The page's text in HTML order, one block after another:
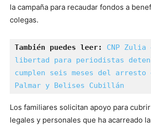
la campaña para recaudar fondos a
colegas.
También puedes leer:
CNP Zulia
libertad para periodistas
cumplen seis meses del arresto
Palmar y Belises Cubillán
Los familiares solicitan apoyo para
legales y personales que ha acarreado